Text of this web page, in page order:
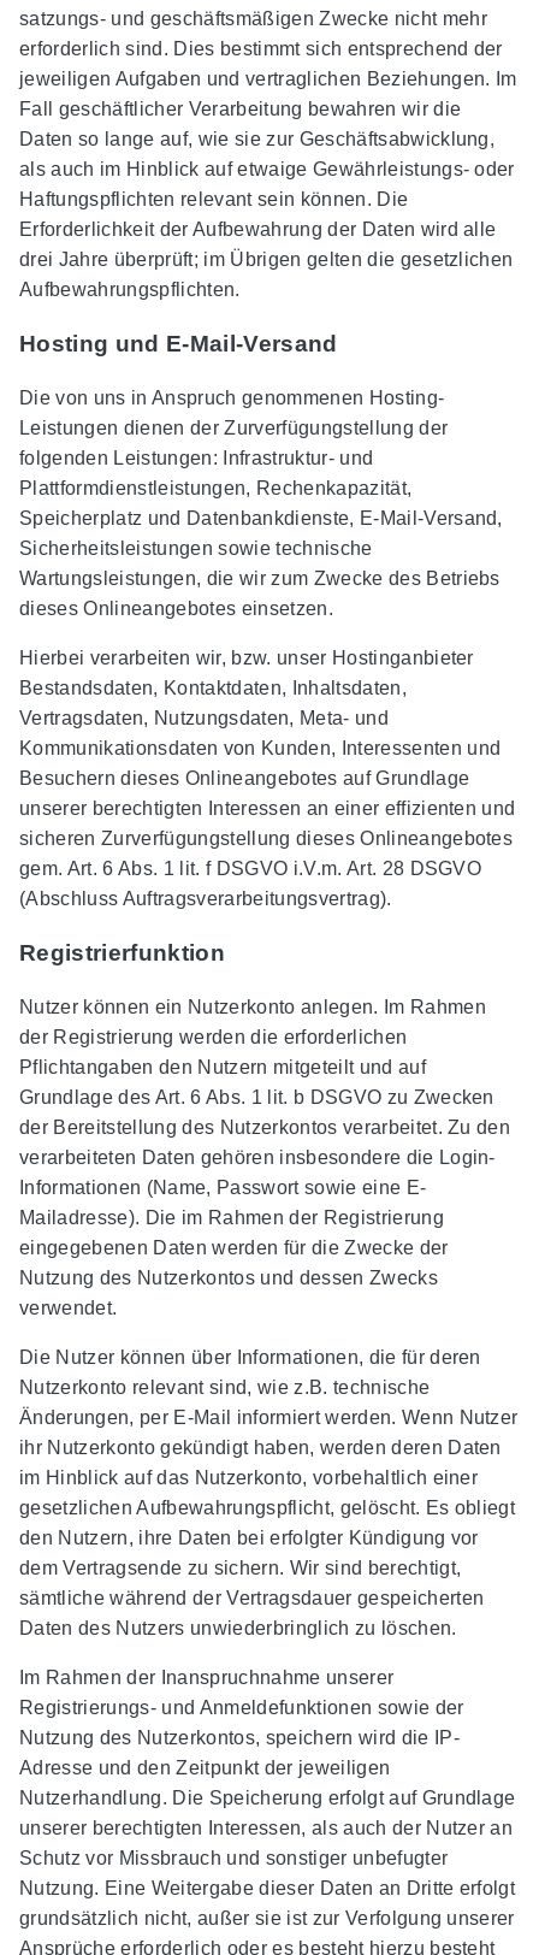
satzungs- und geschäftsmäßigen Zwecke nicht mehr
erforderlich sind. Dies bestimmt sich entsprechend der
jeweiligen Aufgaben und vertraglichen Beziehungen. Im
Fall geschäftlicher Verarbeitung bewahren wir die
Daten so lange auf, wie sie zur Geschäftsabwicklung,
als auch im Hinblick auf etwaige Gewährleistungs- oder
Haftungspflichten relevant sein können. Die
Erforderlichkeit der Aufbewahrung der Daten wird alle
drei Jahre überprüft; im Übrigen gelten die gesetzlichen
Aufbewahrungspflichten.
Hosting und E-Mail-Versand
Die von uns in Anspruch genommenen Hosting-
Leistungen dienen der Zurverfügungstellung der
folgenden Leistungen: Infrastruktur- und
Plattformdienstleistungen, Rechenkapazität,
Speicherplatz und Datenbankdienste, E-Mail-Versand,
Sicherheitsleistungen sowie technische
Wartungsleistungen, die wir zum Zwecke des Betriebs
dieses Onlineangebotes einsetzen.
Hierbei verarbeiten wir, bzw. unser Hostinganbieter
Bestandsdaten, Kontaktdaten, Inhaltsdaten,
Vertragsdaten, Nutzungsdaten, Meta- und
Kommunikationsdaten von Kunden, Interessenten und
Besuchern dieses Onlineangebotes auf Grundlage
unserer berechtigten Interessen an einer effizienten und
sicheren Zurverfügungstellung dieses Onlineangebotes
gem. Art. 6 Abs. 1 lit. f DSGVO i.V.m. Art. 28 DSGVO
(Abschluss Auftragsverarbeitungsvertrag).
Registrierfunktion
Nutzer können ein Nutzerkonto anlegen. Im Rahmen
der Registrierung werden die erforderlichen
Pflichtangaben den Nutzern mitgeteilt und auf
Grundlage des Art. 6 Abs. 1 lit. b DSGVO zu Zwecken
der Bereitstellung des Nutzerkontos verarbeitet. Zu den
verarbeiteten Daten gehören insbesondere die Login-
Informationen (Name, Passwort sowie eine E-
Mailadresse). Die im Rahmen der Registrierung
eingegebenen Daten werden für die Zwecke der
Nutzung des Nutzerkontos und dessen Zwecks
verwendet.
Die Nutzer können über Informationen, die für deren
Nutzerkonto relevant sind, wie z.B. technische
Änderungen, per E-Mail informiert werden. Wenn Nutzer
ihr Nutzerkonto gekündigt haben, werden deren Daten
im Hinblick auf das Nutzerkonto, vorbehaltlich einer
gesetzlichen Aufbewahrungspflicht, gelöscht. Es obliegt
den Nutzern, ihre Daten bei erfolgter Kündigung vor
dem Vertragsende zu sichern. Wir sind berechtigt,
sämtliche während der Vertragsdauer gespeicherten
Daten des Nutzers unwiederbringlich zu löschen.
Im Rahmen der Inanspruchnahme unserer
Registrierungs- und Anmeldefunktionen sowie der
Nutzung des Nutzerkontos, speichern wird die IP-
Adresse und den Zeitpunkt der jeweiligen
Nutzerhandlung. Die Speicherung erfolgt auf Grundlage
unserer berechtigten Interessen, als auch der Nutzer an
Schutz vor Missbrauch und sonstiger unbefugter
Nutzung. Eine Weitergabe dieser Daten an Dritte erfolgt
grundsätzlich nicht, außer sie ist zur Verfolgung unserer
Ansprüche erforderlich oder es besteht hierzu besteht